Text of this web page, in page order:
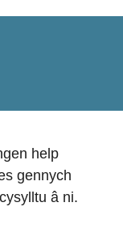
help
gennych
â ni.